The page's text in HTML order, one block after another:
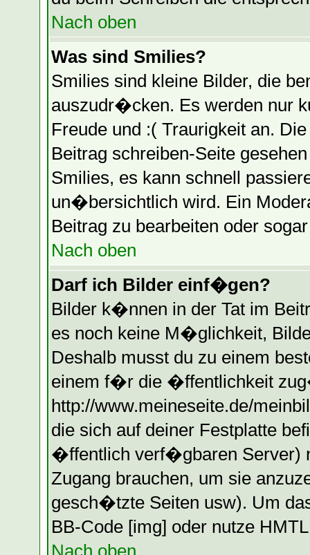
Nach oben
Was sind Smilies?
Smilies sind kleine Bilder, die
auszudr�cken. Es werden nur
Freude und :( Traurigkeit an.
Beitrag schreiben-Seite
Smilies, es kann schnell
un�bersichtlich wird. Ein
Beitrag zu bearbeiten oder
Nach oben
Darf ich Bilder einf�gen?
Bilder k�nnen in der Tat im
es noch keine M�glichkeit,
Deshalb musst du zu einem
einem f�r die �ffentlichkeit
http://www.meineseite.de/
die sich auf deiner Festplatte
�ffentlich verf�gbaren Server)
Zugang brauchen, um sie
gesch�tzte Seiten usw). Um
BB-Code [img] oder nutze
Nach oben